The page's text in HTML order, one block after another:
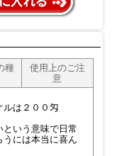
種
使用上のご注
意
ルは２００匁
という意味で日常
には本当に喜ん